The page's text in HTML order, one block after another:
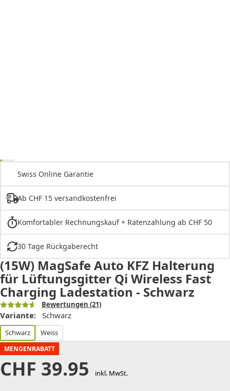
Swiss Online Garantie
Ab CHF 15 versandkostenfrei
Komfortabler Rechnungskauf + Ratenzahlung ab CHF 50
30 Tage Rückgaberecht
(15W) MagSafe Auto KFZ Halterung
für Lüftungsgitter Qi Wireless Fast
Charging Ladestation - Schwarz
Bewertungen (21)
Variante: Schwarz
Schwarz Weiss
MENGENRABATT
CHF 39.95 inkl. MwSt.